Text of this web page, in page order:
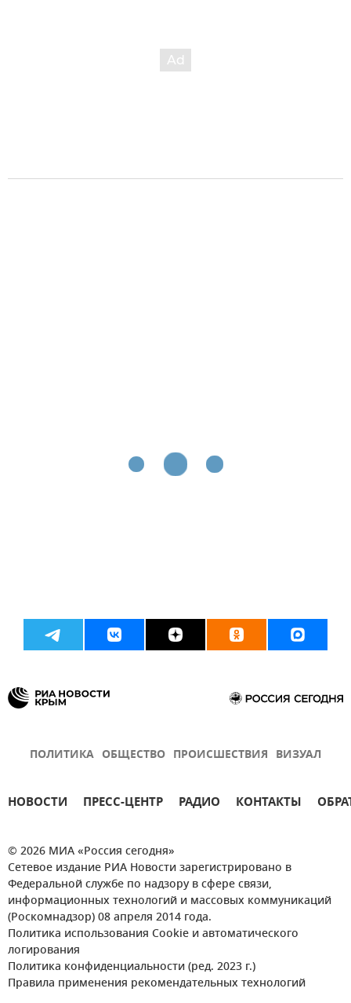
ПОЛИТИКА ОБЩЕСТВО ПРОИСШЕСТВИЯ ВИЗУАЛ
НОВОСТИ ПРЕСС-ЦЕНТР РАДИО КОНТАКТЫ
© 2026 МИА «Россия сегодня»
Сетевое издание РИА Новости зарегистрировано в
Федеральной службе по надзору в сфере связи,
информационных технологий и массовых коммуникаций
(Роскомнадзор) 08 апреля 2014 года.
Политика использования Cookie и автоматического
логирования
Политика конфиденциальности (ред. 2023 г.)
Правила применения рекомендательных технологий